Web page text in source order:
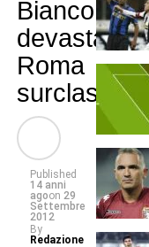
Bianconeri
devastanti,
Roma
surclassata
Published
14 anni
agoon 29
Settembre
2012
By
Redazione